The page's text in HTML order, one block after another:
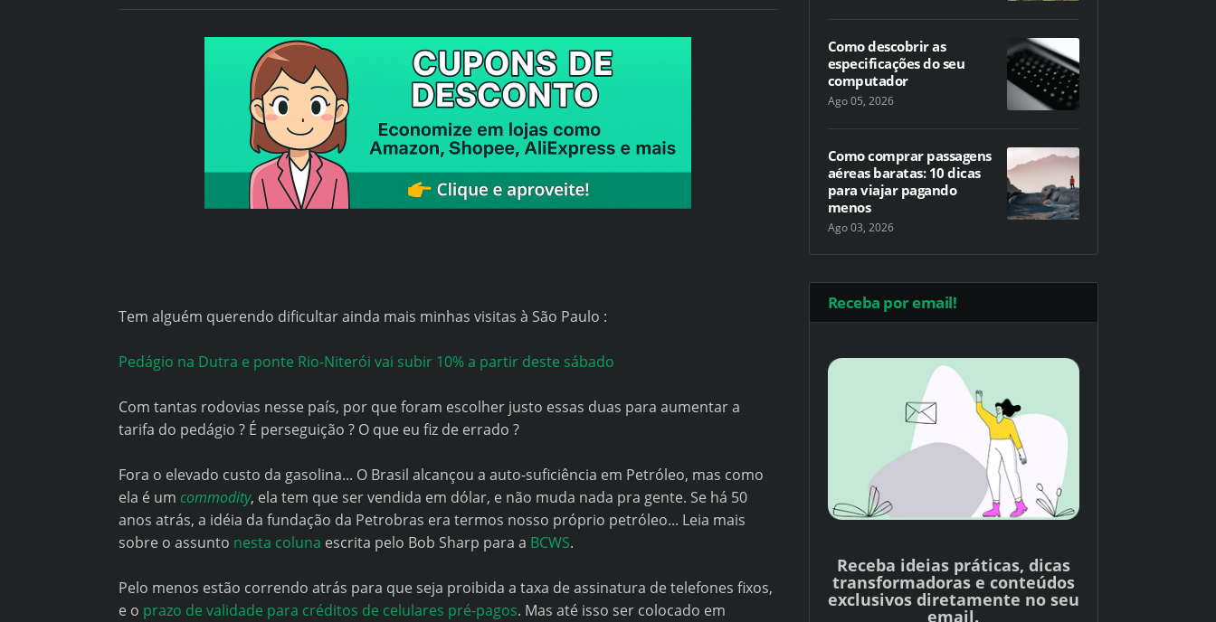
Tem alguém querendo dificultar ainda mais minhas visitas à São Paulo :
Pedágio na Dutra e ponte Rio-Niterói vai subir 10% a partir deste sábado
Com tantas rodovias nesse país, por que foram escolher justo essas duas para aumentar a
tarifa do pedágio ? É perseguição ? O que eu fiz de errado ?
Fora o elevado custo da gasolina... O Brasil alcançou a auto-suficiência em Petróleo, mas como
ela é um commodity, ela tem que ser vendida em dólar, e não muda nada pra gente. Se há 50
anos atrás, a idéia da fundação da Petrobras era termos nosso próprio petróleo... Leia mais
sobre o assunto nesta coluna escrita pelo Bob Sharp para a BCWS.
Pelo menos estão correndo atrás para que seja proibida a taxa de assinatura de telefones fixos,
e o prazo de validade para créditos de celulares pré-pagos. Mas até isso ser colocado em
Como descobrir as
especificações do seu
computador
Ago 05, 2026
Como comprar passagens
aéreas baratas: 10 dicas
para viajar pagando
menos
Ago 03, 2026
Receba por email!
Receba ideias práticas, dicas
transformadoras e conteúdos
exclusivos diretamente no seu
email.